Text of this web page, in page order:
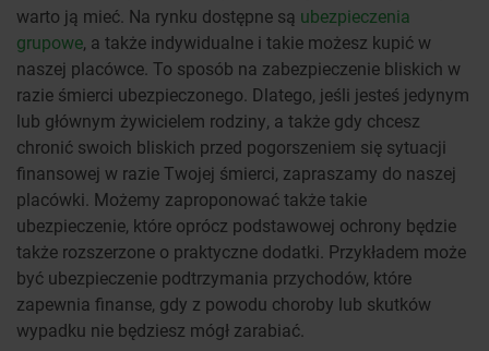
warto ją mieć. Na rynku dostępne są ubezpieczenia
grupowe, a także indywidualne i takie możesz kupić w
naszej placówce. To sposób na zabezpieczenie bliskich w
razie śmierci ubezpieczonego. Dlatego, jeśli jesteś jedynym
lub głównym żywicielem rodziny, a także gdy chcesz
chronić swoich bliskich przed pogorszeniem się sytuacji
finansowej w razie Twojej śmierci, zapraszamy do naszej
placówki. Możemy zaproponować także takie
ubezpieczenie, które oprócz podstawowej ochrony będzie
także rozszerzone o praktyczne dodatki. Przykładem może
być ubezpieczenie podtrzymania przychodów, które
zapewnia finanse, gdy z powodu choroby lub skutków
wypadku nie będziesz mógł zarabiać.